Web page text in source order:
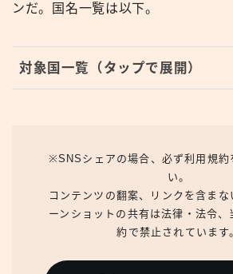
ンだ。国名一覧は以下。
対象国一覧（タップで展開）
※SNSシェアの場合、必ず利用規約
い。
コンテンツの翻案、リンクを含まな
ーンショットの共有は法律・法令、
約で禁止されています